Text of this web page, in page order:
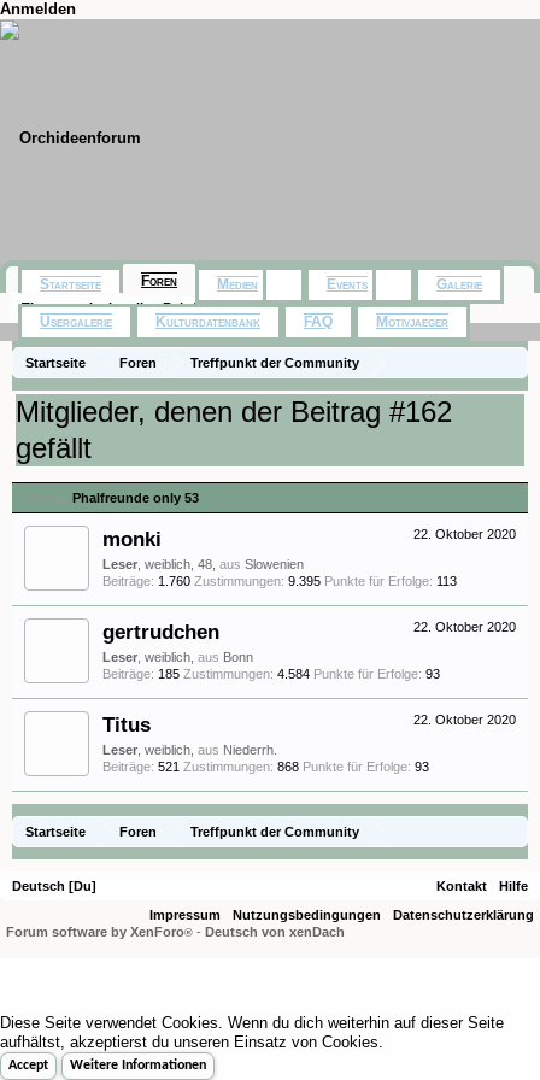
Anmelden
Startseite Foren
Treffpunkt der Community
Orchideenfotos (Phalaenopsis)
Phalfreunde only 53
Mitglieder, denen der Beitrag #162
gefällt
Thema: Phalfreunde only 53
22. Oktober 2020
monki
Leser , weiblich, 48, aus Slowenien
Beiträge: 1.760 Zustimmungen: 9.395 Punkte für Erfolge: 113
22. Oktober 2020
gertrudchen
Leser , weiblich, aus Bonn
Beiträge: 185 Zustimmungen: 4.584 Punkte für Erfolge: 93
22. Oktober 2020
Titus
Leser , weiblich, aus Niederrh.
Beiträge: 521 Zustimmungen: 868 Punkte für Erfolge: 93
Startseite Foren
Treffpunkt der Community
Orchideenfotos (Phalaenopsis)
Phalfreunde only 53
Startseite Foren
Themen mit aktuellen Beiträgen
Medien Events Galerie
Usergalerie Kulturdatenbank FAQ Motivjaeger
Deutsch [Du] Kontakt
Hilfe
Impressum
Nutzungsbedingungen
Datenschutzerklärung
Forum software by XenForo® - Deutsch von xenDach
Diese Seite verwendet Cookies. Wenn du dich weiterhin auf dieser Seite
aufhältst, akzeptierst du unseren Einsatz von Cookies.
Accept Weitere Informationen